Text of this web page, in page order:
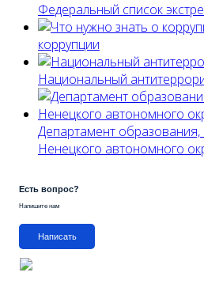
Федеральный список
коррупции
Национальный
Департамент образования,
Ненецкого автономного
Есть вопрос?
Напишите нам
Написать